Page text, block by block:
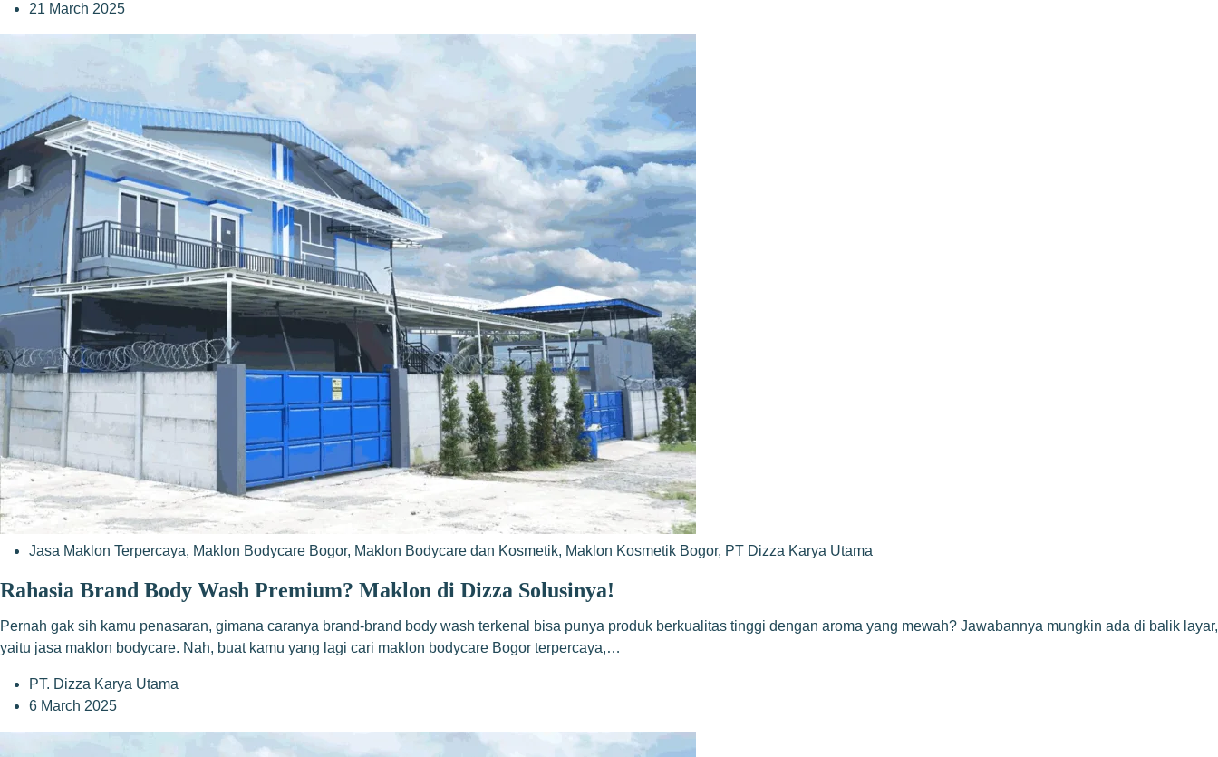
21 March 2025
Jasa Maklon Terpercaya, Maklon Bodycare Bogor, Maklon Bodycare dan Kosmetik, Maklon Kosmetik Bogor, PT Dizza Karya Utama
Rahasia Brand Body Wash Premium? Maklon di Dizza Solusinya!
Pernah gak sih kamu penasaran, gimana caranya brand-brand body wash terkenal bisa punya produk berkualitas tinggi dengan aroma yang mewah? Jawabannya mungkin ada di balik layar,
yaitu jasa maklon bodycare. Nah, buat kamu yang lagi cari maklon bodycare Bogor terpercaya,…
PT. Dizza Karya Utama
6 March 2025